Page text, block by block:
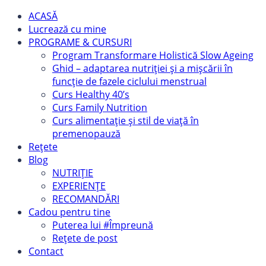
ACASĂ
Lucrează cu mine
PROGRAME & CURSURI
Program Transformare Holistică Slow Ageing
Ghid – adaptarea nutriției și a mișcării în
funcție de fazele ciclului menstrual
Curs Healthy 40’s
Curs Family Nutrition
Curs alimentație și stil de viață în
premenopauză
Rețete
Blog
NUTRIȚIE
EXPERIENȚE
RECOMANDĂRI
Cadou pentru tine
Puterea lui #Împreună
Rețete de post
Contact